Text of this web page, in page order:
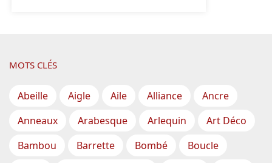
MOTS CLÉS
Abeille Aigle Aile Alliance
Ancre
Anneaux
Arabesque Arlequin
Art Déco
Bambou
Barrette Bombé
Boucle